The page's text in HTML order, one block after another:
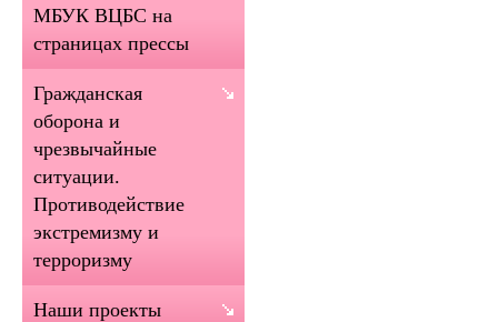
МБУК ВЦБС на
страницах прессы
Гражданская
оборона и
чрезвычайные
ситуации.
Противодействие
экстремизму и
терроризму
Наши проекты